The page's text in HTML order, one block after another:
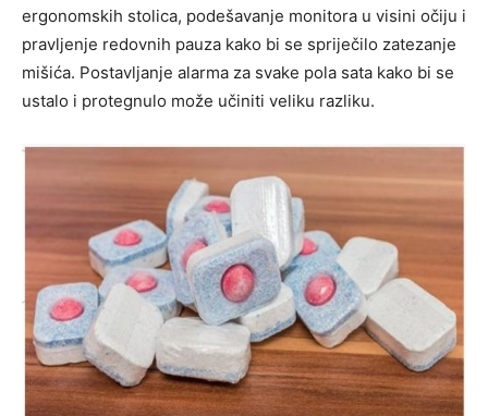
ergonomskih stolica, podešavanje monitora u visini očiju i
pravljenje redovnih pauza kako bi se spriječilo zatezanje
mišića. Postavljanje alarma za svake pola sata kako bi se
ustalo i protegnulo može učiniti veliku razliku.